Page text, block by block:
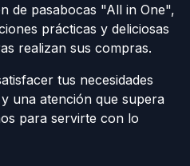
de pasabocas "All in One",
prácticas y deliciosas
realizan sus compras.
tus necesidades
una atención que supera
para servirte con lo